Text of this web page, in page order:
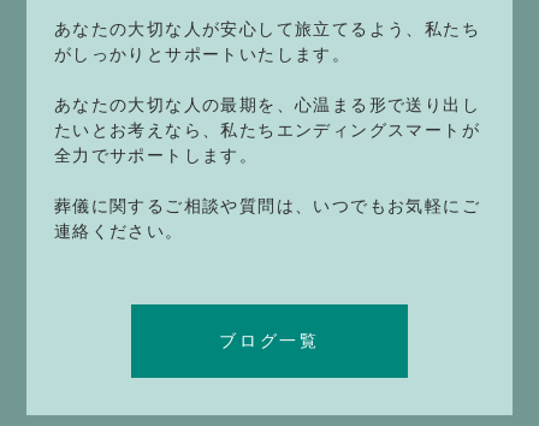
あなたの大切な人が安心して旅立てるよう、私たち
がしっかりとサポートいたします。
あなたの大切な人の最期を、心温まる形で送り出し
たいとお考えなら、私たちエンディングスマートが
全力でサポートします。
葬儀に関するご相談や質問は、いつでもお気軽にご
連絡ください。
ブログ一覧